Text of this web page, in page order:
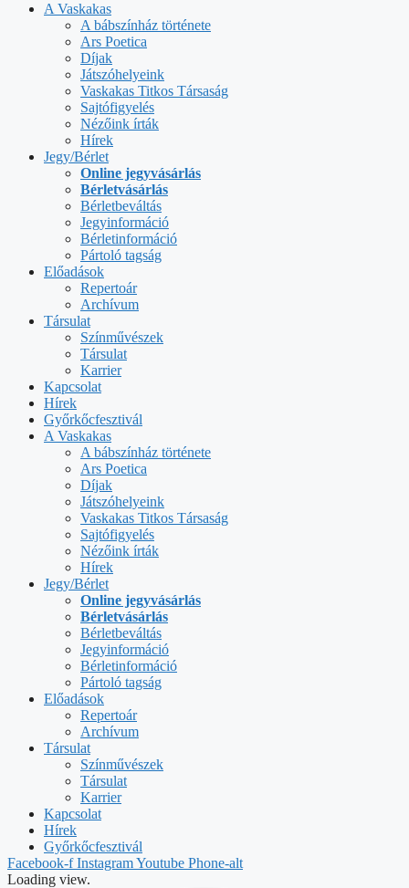
A Vaskakas
A bábszínház története
Ars Poetica
Díjak
Játszóhelyeink
Vaskakas Titkos Társaság
Sajtófigyelés
Nézőink írták
Hírek
Jegy/Bérlet
Online jegyvásárlás
Bérletvásárlás
Bérletbeváltás
Jegyinformáció
Bérletinformáció
Pártoló tagság
Előadások
Repertoár
Archívum
Társulat
Színművészek
Társulat
Karrier
Kapcsolat
Hírek
Győrkőcfesztivál
A Vaskakas
A bábszínház története
Ars Poetica
Díjak
Játszóhelyeink
Vaskakas Titkos Társaság
Sajtófigyelés
Nézőink írták
Hírek
Jegy/Bérlet
Online jegyvásárlás
Bérletvásárlás
Bérletbeváltás
Jegyinformáció
Bérletinformáció
Pártoló tagság
Előadások
Repertoár
Archívum
Társulat
Színművészek
Társulat
Karrier
Kapcsolat
Hírek
Győrkőcfesztivál
Facebook-f InstagramYoutube Phone-alt
Loading view.